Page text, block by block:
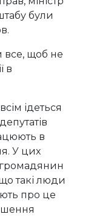
були
все, щоб не
в
ідеться
в
У цих
такі люди
про це